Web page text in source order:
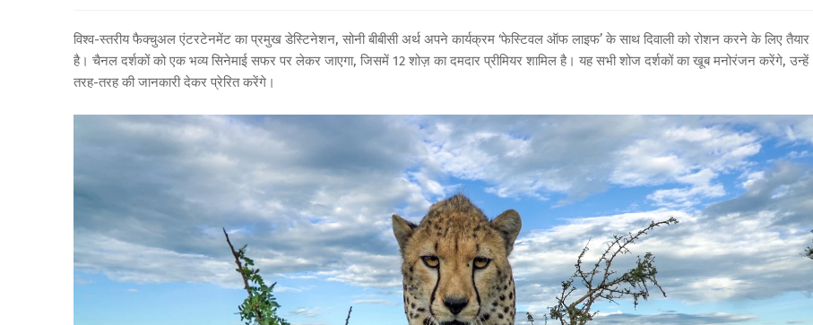
विश्व-स्तरीय फैक्‍चुअल एंटरटेनमेंट का प्रमुख डेस्टिनेशन, सोनी बीबीसी अर्थ अपने कार्यक्रम ‘फेस्टिवल ऑफ लाइफ’ के साथ दिवाली को रोशन करने के लिए तैयार
है। चैनल दर्शकों को एक भव्य सिनेमाई सफर पर लेकर जाएगा, जिसमें 12 शोज़ का दमदार प्रीमियर शामिल है। यह सभी शोज दर्शकों का खूब मनोरंजन करेंगे, उन्हें
तरह-तरह की जानकारी देकर प्रेरित करेंगे।